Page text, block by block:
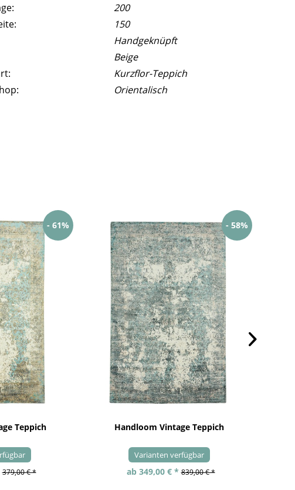
200
150
Handgeknüpft
Beige
Kurzflor-Teppich
Orientalisch
- 61%
Teppich
379,00 € *
- 58%
Handloom Vintage Teppich
Varianten verfügbar
ab 349,00 € * 839,00 € *